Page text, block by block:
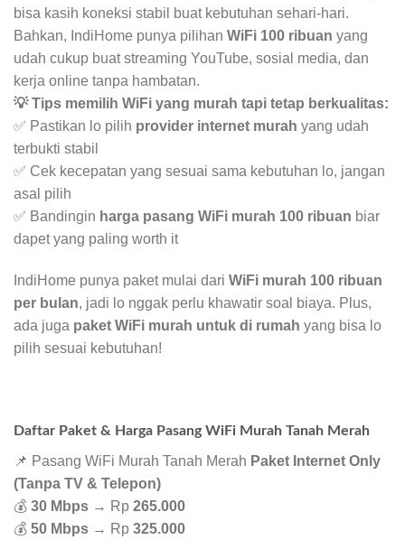
bisa kasih koneksi stabil buat kebutuhan sehari-hari.
Bahkan, IndiHome punya pilihan WiFi 100 ribuan yang
udah cukup buat streaming YouTube, sosial media, dan
kerja online tanpa hambatan.
💡 Tips memilih WiFi yang murah tapi tetap berkualitas:
✅ Pastikan lo pilih provider internet murah yang udah
terbukti stabil
✅ Cek kecepatan yang sesuai sama kebutuhan lo, jangan
asal pilih
✅ Bandingin harga pasang WiFi murah 100 ribuan biar
dapet yang paling worth it
IndiHome punya paket mulai dari WiFi murah 100 ribuan
per bulan, jadi lo nggak perlu khawatir soal biaya. Plus,
ada juga paket WiFi murah untuk di rumah yang bisa lo
pilih sesuai kebutuhan!
Daftar Paket & Harga Pasang WiFi Murah Tanah Merah
📌 Pasang WiFi Murah Tanah Merah Paket Internet Only
(Tanpa TV & Telepon)
💰 30 Mbps → Rp 265.000
💰 50 Mbps → Rp 325.000